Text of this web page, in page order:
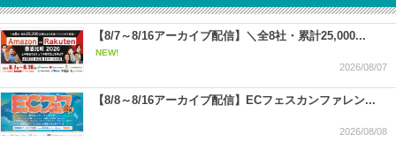
【8/7～8/16アーカイブ配信】＼全8社・累計25,000...
NEW!
2026/08/07
【8/8～8/16アーカイブ配信】ECフェスカンファレン...
2026/08/08